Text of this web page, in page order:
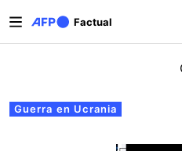
Factual
Solapas principales
Guerra en Ucrania